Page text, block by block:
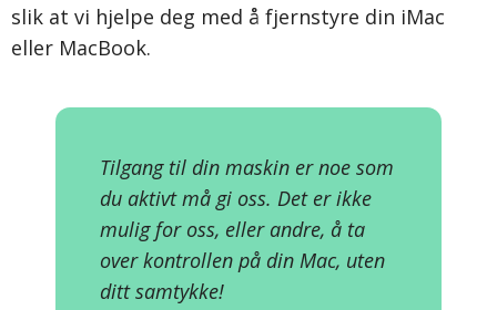
slik at vi hjelpe deg med å fjernstyre din iMac
eller MacBook.
Tilgang til din maskin er noe som
du aktivt må gi oss. Det er ikke
mulig for oss, eller andre, å ta
over kontrollen på din Mac, uten
ditt samtykke!